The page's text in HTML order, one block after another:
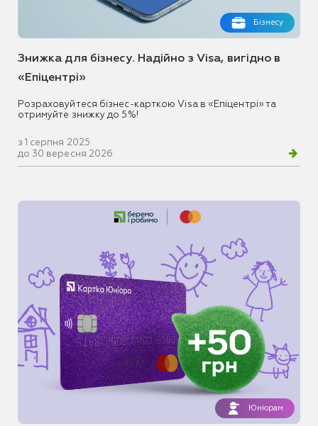
Бізнесу
Знижка для бізнесу. Надійно з Visa, вигідно в
«Епіцентрі»
Розраховуйтеся бізнес-карткою Visa в «Епіцентрі» та
отримуйте знижку до 5%!
з 1 серпня 2025
до 30 вересня 2026
Юніорам